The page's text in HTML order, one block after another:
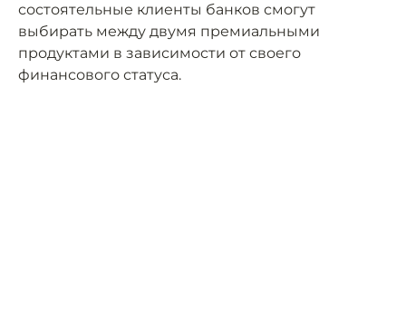
состоятельные клиенты банков смогут
выбирать между двумя премиальными
продуктами в зависимости от своего
финансового статуса.